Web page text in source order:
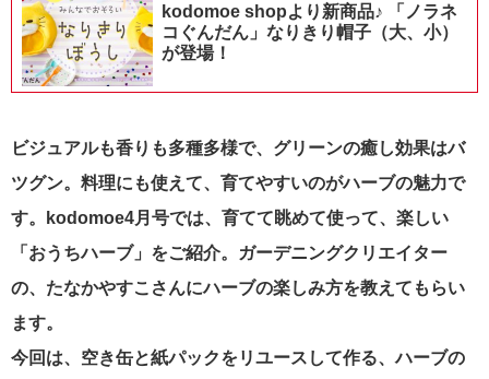
kodomoe shopより新商品♪ 「ノラネ
コぐんだん」なりきり帽子（大、小）
が登場！
ビジュアルも香りも多種多様で、グリーンの癒し効果はバ
ツグン。料理にも使えて、育てやすいのがハーブの魅力で
す。kodomoe4月号では、育てて眺めて使って、楽しい
「おうちハーブ」をご紹介。ガーデニングクリエイター
の、たなかやすこさんにハーブの楽しみ方を教えてもらい
ます。
今回は、空き缶と紙パックをリユースして作る、ハーブの